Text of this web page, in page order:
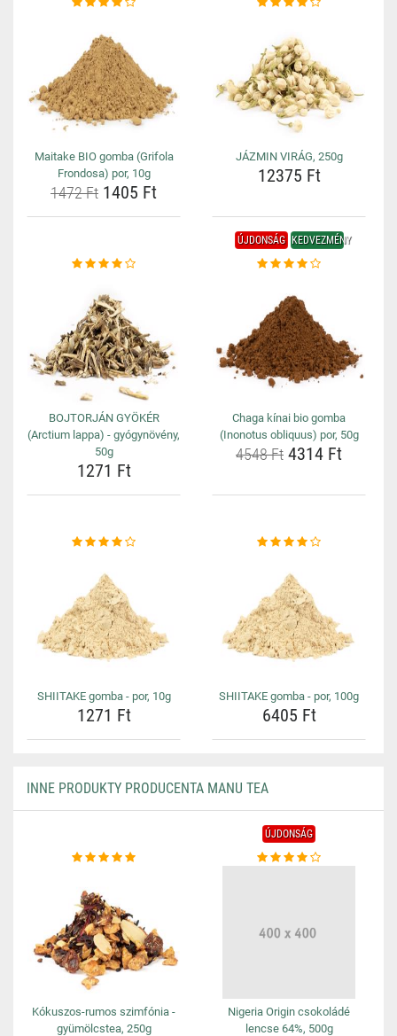
Maitake BIO gomba (Grifola
Frondosa) por, 10g
1472 Ft 1405 Ft
JÁZMIN VIRÁG, 250g
12375 Ft
BOJTORJÁN GYÖKÉR
(Arctium lappa) - gyógynövény,
50g
1271 Ft
ÚJDONSÁG KEDVEZMÉNY
Chaga kínai bio gomba
(Inonotus obliquus) por, 50g
4548 Ft 4314 Ft
SHIITAKE gomba - por, 10g
1271 Ft
SHIITAKE gomba - por, 100g
6405 Ft
INNE PRODUKTY PRODUCENTA MANU TEA
Kókuszos-rumos szimfónia -
gyümölcstea, 250g
ÚJDONSÁG
Nigeria Origin csokoládé
lencse 64%, 500g